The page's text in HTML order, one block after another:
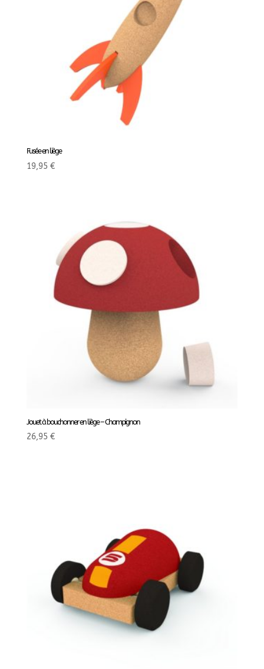
Fusée en liège
19,95 €
Jouet à bouchonner en liège – Champignon
26,95 €